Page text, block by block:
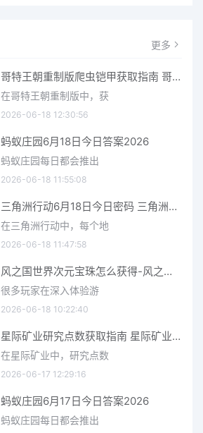
更多
哥特王朝重制版爬虫铠甲获取指南 哥特王朝重制版爬虫铠甲获取方法
在哥特王朝重制版中，获
2026-06-18 12:30:56
蚂蚁庄园6月18日今日答案2026
蚂蚁庄园每日都会推出
2026-06-18 11:55:08
三角洲行动6月18日今日密码 三角洲行动2026年6月18今日摩斯密码分享
在三角洲行动中，每个地
2026-06-18 11:47:58
风之国世界次元宝珠怎么获得-风之国世界次元宝珠获取方法介绍
很多玩家在深入体验游
2026-06-18 10:22:40
星际矿业研究点数获取指南 星际矿业研究点数获取方法
在星际矿业中，研究点数
2026-06-17 12:29:16
蚂蚁庄园6月17日今日答案2026
蚂蚁庄园每日都会推出